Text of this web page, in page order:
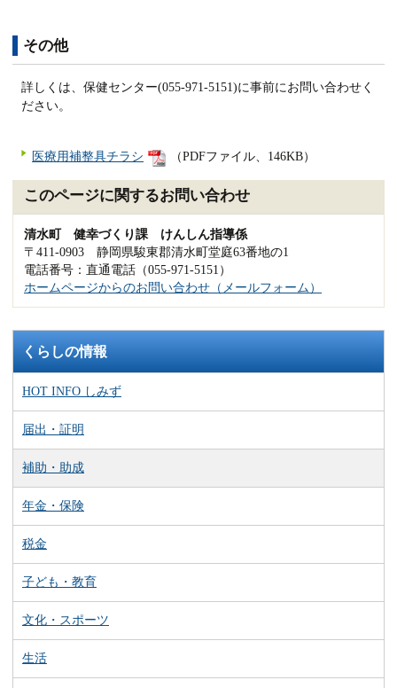
その他
詳しくは、保健センター(055-971-5151)に事前にお問い合わせく
ださい。
医療用補整具チラシ （PDFファイル、146KB）
このページに関するお問い合わせ
清水町 健幸づくり課 けんしん指導係
〒411-0903 静岡県駿東郡清水町堂庭63番地の1
電話番号：直通電話（055-971-5151）
ホームページからのお問い合わせ（メールフォーム）
くらしの情報
HOT INFO しみず
届出・証明
補助・助成
年金・保険
税金
子ども・教育
文化・スポーツ
生活